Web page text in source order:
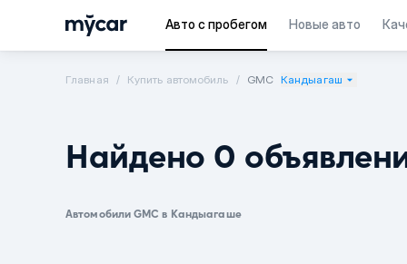
Авто с пробегом Новые авто
Главная Купить автомобиль GMC Кандыагаш
Найдено 0
Автомобили GMC в Кандыагаше